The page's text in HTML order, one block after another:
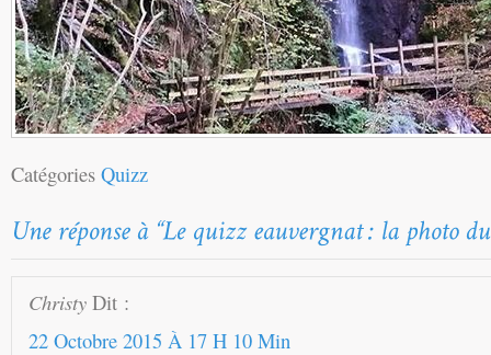
Catégories Quizz
Christy Dit :
22 Octobre 2015 À 17 H 10 Min